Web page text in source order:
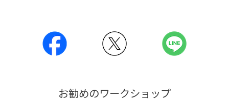
お勧めのワークショップ